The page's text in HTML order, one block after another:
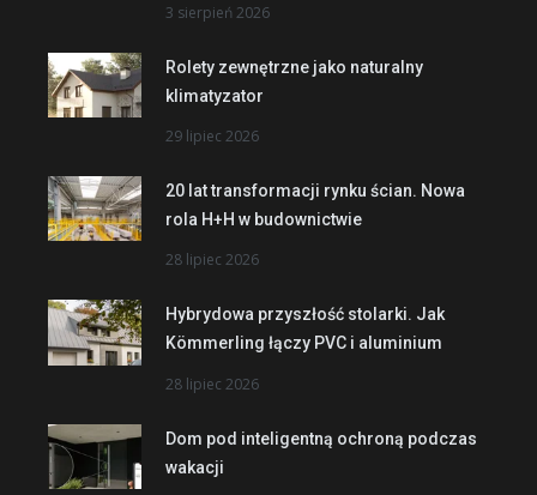
3 sierpień 2026
Rolety zewnętrzne jako naturalny
klimatyzator
29 lipiec 2026
20 lat transformacji rynku ścian. Nowa
rola H+H w budownictwie
28 lipiec 2026
Hybrydowa przyszłość stolarki. Jak
Kömmerling łączy PVC i aluminium
28 lipiec 2026
Dom pod inteligentną ochroną podczas
wakacji